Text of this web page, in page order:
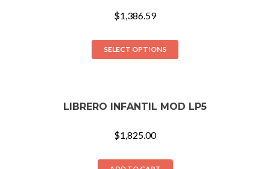
$1,386.59
SELECT OPTIONS
LIBRERO INFANTIL MOD LP5
$1,825.00